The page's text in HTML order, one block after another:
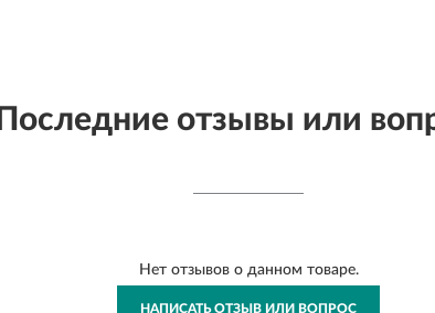
Последние отзывы или
Нет отзывов о данном товаре.
НАПИСАТЬ ОТЗЫВ ИЛИ ВОПРОС